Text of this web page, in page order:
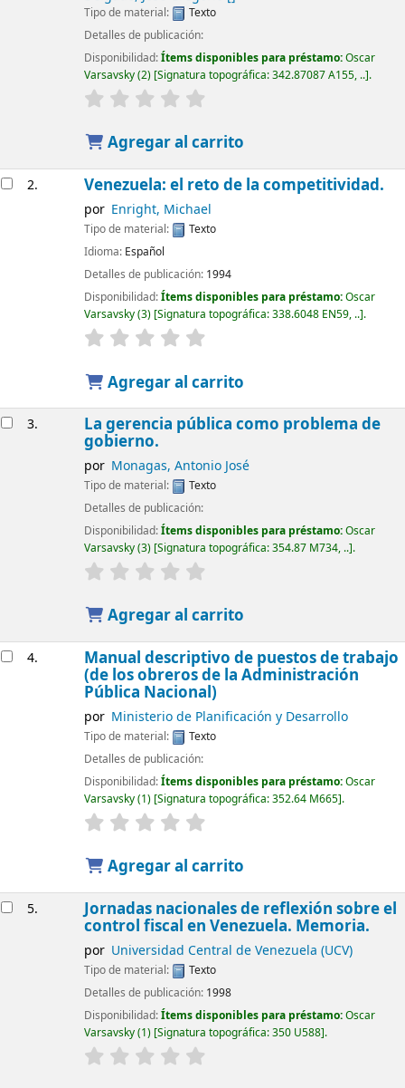
Tipo de material:
Texto
Detalles de publicación:
Disponibilidad:Ítems disponibles para préstamo:Oscar
Varsavsky(2) Signatura topográfica:342.87087 A155, .. .
Agregar al carrito
2. Venezuela: el reto de la competitividad.
por Enright, Michael
Tipo de material:
Texto
Idioma: Español
Detalles de publicación: 1994
Disponibilidad:Ítems disponibles para préstamo:Oscar
Varsavsky(3) Signatura topográfica:338.6048 EN59, .. .
Agregar al carrito
3. La gerencia pública como problema de
gobierno.
por Monagas, Antonio José
Tipo de material:
Texto
Detalles de publicación:
Disponibilidad:Ítems disponibles para préstamo:Oscar
Varsavsky(3) Signatura topográfica:354.87 M734, .. .
Agregar al carrito
4. Manual descriptivo de puestos de trabajo
(de los obreros de la Administración
Pública Nacional)
por Ministerio de Planificación y Desarrollo
Tipo de material:
Texto
Detalles de publicación:
Disponibilidad:Ítems disponibles para préstamo:Oscar
Varsavsky(1) Signatura topográfica:352.64 M665 .
Agregar al carrito
5. Jornadas nacionales de reflexión sobre el
control fiscal en Venezuela. Memoria.
por Universidad Central de Venezuela (UCV)
Tipo de material:
Texto
Detalles de publicación: 1998
Disponibilidad:Ítems disponibles para préstamo:Oscar
Varsavsky(1) Signatura topográfica:350 U588 .